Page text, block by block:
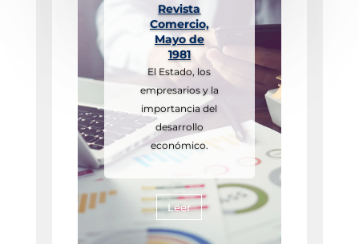
Revista
Comercio,
Mayo de
1981
El Estado, los
empresarios y la
importancia del
desarrollo
económico.
Leer